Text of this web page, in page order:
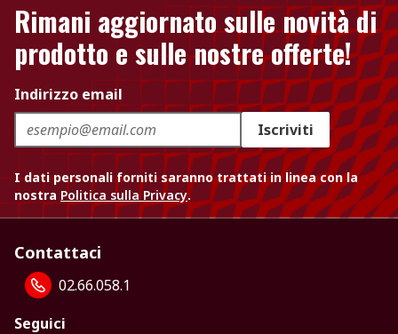
Rimani aggiornato sulle novità di
prodotto e sulle nostre offerte!
Indirizzo email
Iscriviti
I dati personali forniti saranno trattati in linea con la
nostra Politica sulla Privacy.
Contattaci
02.66.058.1
Seguici